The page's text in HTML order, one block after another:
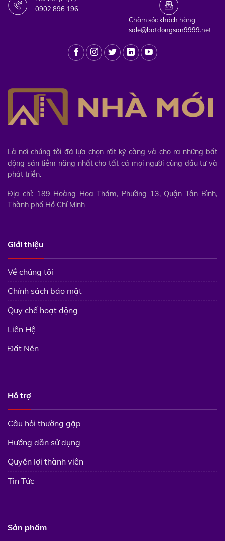
0902 896 196
Chăm sóc khách hàng
sale@batdongsan9999.net
Là nơi chúng tôi đã lựa chọn rất kỹ càng và cho ra những bất
động sản tiềm năng nhất cho tất cả mọi người cùng đầu tư và
phát triển.
Địa chỉ: 189 Hoàng Hoa Thám, Phường 13, Quận Tân Bình,
Thành phố Hồ Chí Minh
Giới thiệu
Về chúng tôi
Chính sách bảo mật
Quy chế hoạt động
Liên Hệ
Đất Nền
Hỗ trợ
Câu hỏi thường gặp
Hướng dẫn sử dụng
Quyền lợi thành viên
Tin Tức
Sản phẩm